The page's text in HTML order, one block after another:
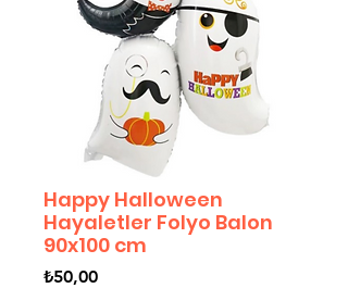
Happy Halloween
Hayaletler Folyo Balon
90x100 cm
₺50,00Fiyat